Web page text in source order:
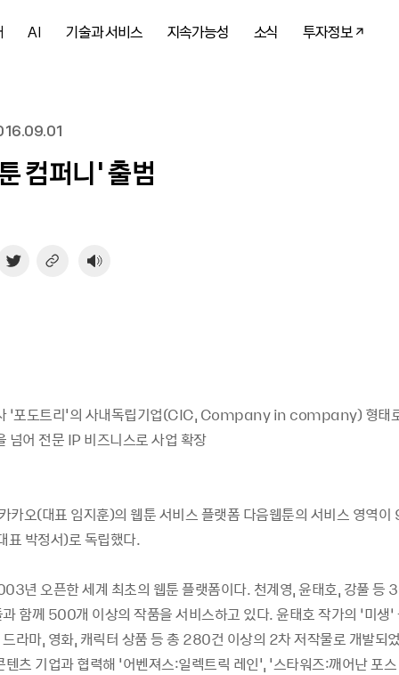
AI 기술과 서비스 지속가능성 소식 투자정보
컴퍼니’ 출범
‘포도트리'의 사내독립기업(CIC, Company in company) 형태
넘어 전문 IP 비즈니스로 사업 확장
오(대표 임지훈)의 웹툰 서비스 플랫폼 다음웹툰의 서비스 영역이
표 박정서)로 독립했다.
년 오픈한 세계 최초의 웹툰 플랫폼이다. 천계영, 윤태호, 강풀 등
함께 500개 이상의 작품을 서비스하고 있다. 윤태호 작가의 ‘미생’
라마, 영화, 캐릭터 상품 등 총 280건 이상의 2차 저작물로 개발되
텐츠 기업과 협력해 '어벤져스:일렉트릭 레인', '스타워즈:깨어난 포